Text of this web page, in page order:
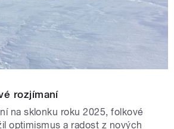
rozjímaní
na sklonku roku 2025, folkové
optimismus a radost z nových